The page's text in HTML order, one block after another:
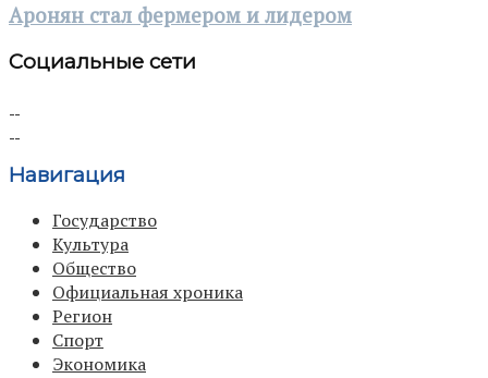
Аронян стал фермером и лидером
Социальные сети
Навигация
Государство
Культура
Общество
Официальная хроника
Регион
Спорт
Экономика